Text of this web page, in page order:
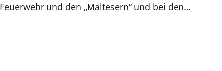
Feuerwehr und den „Maltesern“ und bei den…